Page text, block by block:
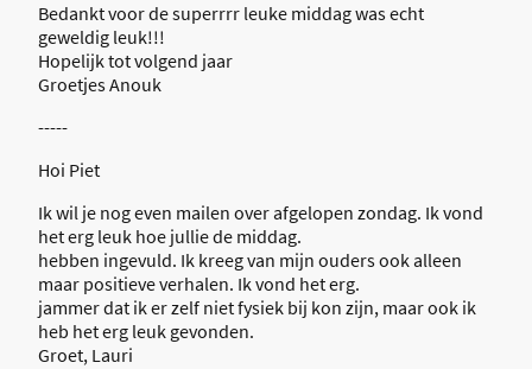
Bedankt voor de superrrr leuke middag was echt
geweldig leuk!!!
Hopelijk tot volgend jaar
Groetjes Anouk
-----
Hoi Piet
Ik wil je nog even mailen over afgelopen zondag. Ik vond
het erg leuk hoe jullie de middag.
hebben ingevuld. Ik kreeg van mijn ouders ook alleen
maar positieve verhalen. Ik vond het erg.
jammer dat ik er zelf niet fysiek bij kon zijn, maar ook ik
heb het erg leuk gevonden.
Groet, Lauri